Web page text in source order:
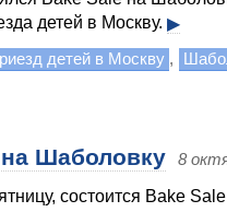
детей в Москву. ▶
детей в Москву ,
Шаболовку 8
состоится Bake